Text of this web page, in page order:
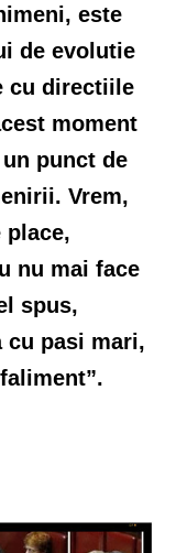
este
de evolutie
cu directiile
moment
punct de
Vrem,
place,
nu mai face
spus,
cu pasi mari,